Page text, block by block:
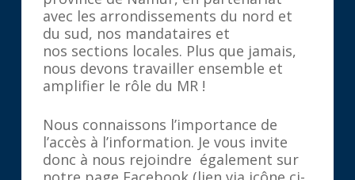
avec les arrondissements du nord et
du sud, nos mandataires et
nos sections locales. Plus que jamais,
nous devons travailler ensemble et
amplifier le rôle du MR !
Nous connaissons l’importance de
l’accès à l’information. Je vous invite
donc à nous rejoindre également sur